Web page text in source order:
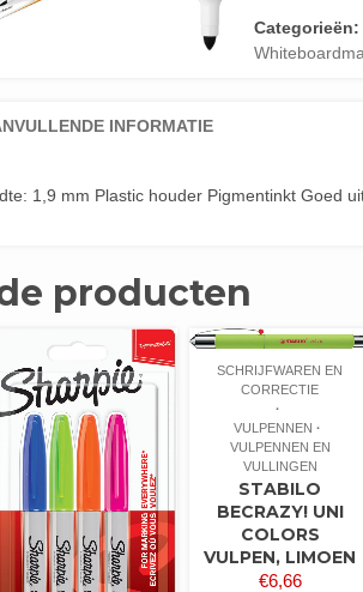
Categorieën:
INFORMATIE
1,9 mm Plastic houder Pigmentinkt Goed
producten
SCHRIJFWAREN EN
CORRECTIE
VULPENNEN
VULPENNEN EN
VULLINGEN
STABILO
BECRAZY! UNI
COLORS
VULPEN, LIMOEN
€6,66